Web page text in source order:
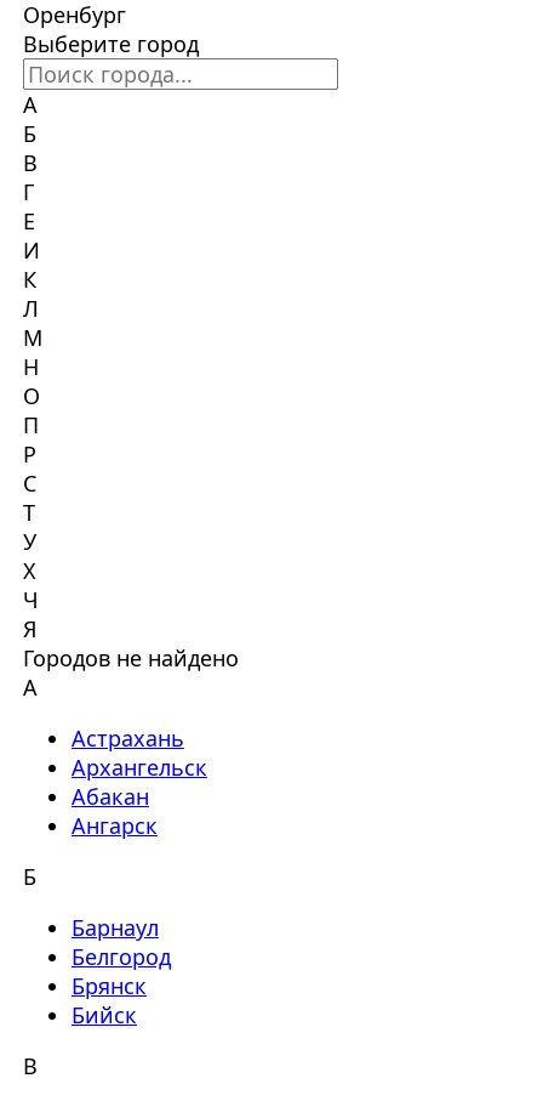
Оренбург
Выберите город
А
Б
В
Г
Е
И
К
Л
М
Н
О
П
Р
С
Т
У
Х
Ч
Я
Городов не найдено
А
Астрахань
Архангельск
Абакан
Ангарск
Б
Барнаул
Белгород
Брянск
Бийск
В